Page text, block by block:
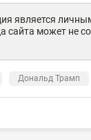
является
сайта может не
Дональд Трамп